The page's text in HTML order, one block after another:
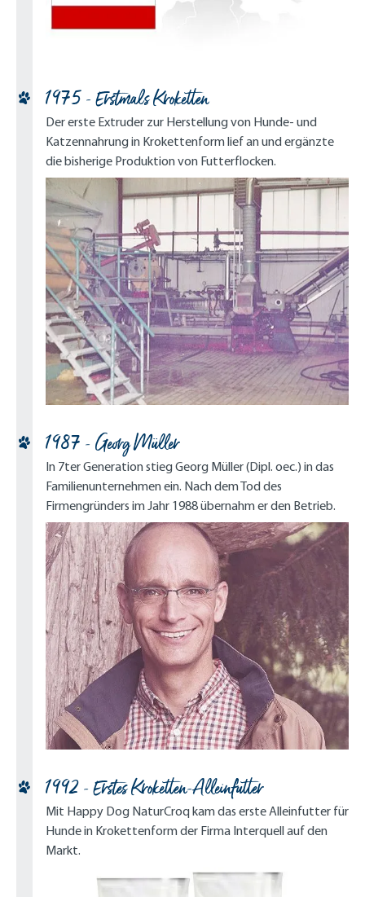
1975 - Erstmals Kroketten
Der erste Extruder zur Herstellung von Hunde- und
Katzennahrung in Krokettenform lief an und ergänzte
die bisherige Produktion von Futterflocken.
1987 - Georg Müller
In 7ter Generation stieg Georg Müller (Dipl. oec.) in das
Familienunternehmen ein. Nach dem Tod des
Firmengründers im Jahr 1988 übernahm er den Betrieb.
1992 - Erstes Kroketten-Alleinfutter
Mit Happy Dog NaturCroq kam das erste Alleinfutter für
Hunde in Krokettenform der Firma Interquell auf den
Markt.